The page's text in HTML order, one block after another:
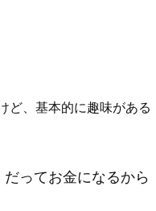
ど、基本的に趣味がある
ってお金になるから